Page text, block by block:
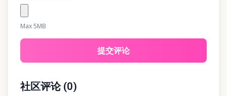
Max 5MB
提交评论
社区评论(0)